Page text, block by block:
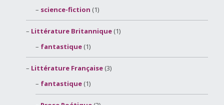
science-fiction (1)
Littérature Britannique(1)
fantastique (1)
Littérature Française(3)
fantastique (1)